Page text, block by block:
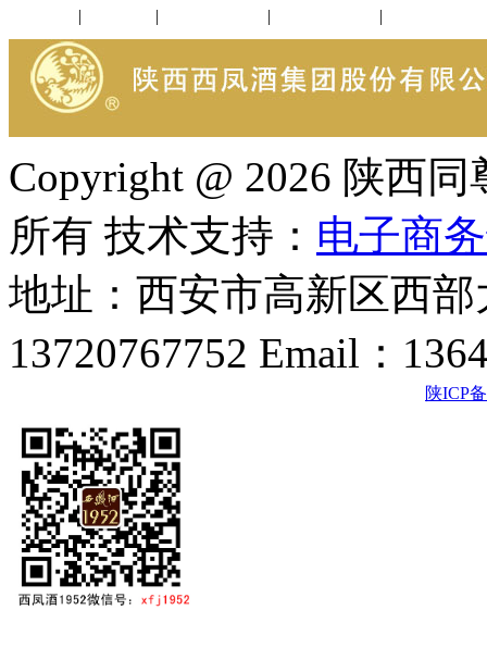
| | | |
Copyright @ 2026 陕西
所有 技术支持： 电子商
地址：西安市高新区西
13720767752 Email：
陕ICP